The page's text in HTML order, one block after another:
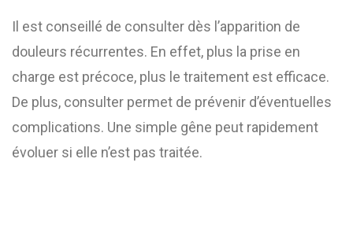
Il est conseillé de consulter dès l’apparition de
douleurs récurrentes. En effet, plus la prise en
charge est précoce, plus le traitement est efficace.
De plus, consulter permet de prévenir d’éventuelles
complications. Une simple gêne peut rapidement
évoluer si elle n’est pas traitée.